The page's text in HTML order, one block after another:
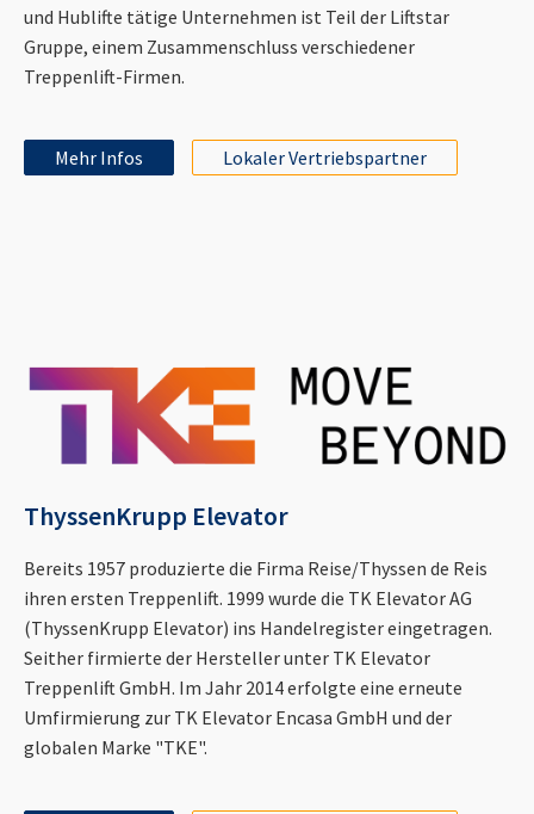
und Hublifte tätige Unternehmen ist Teil der Liftstar
Gruppe, einem Zusammenschluss verschiedener
Treppenlift-Firmen.
Mehr Infos Lokaler Vertriebspartner
ThyssenKrupp Elevator
Bereits 1957 produzierte die Firma Reise/Thyssen de Reis
ihren ersten Treppenlift. 1999 wurde die TK Elevator AG
(ThyssenKrupp Elevator) ins Handelregister eingetragen.
Seither firmierte der Hersteller unter TK Elevator
Treppenlift GmbH. Im Jahr 2014 erfolgte eine erneute
Umfirmierung zur TK Elevator Encasa GmbH und der
globalen Marke "TKE".